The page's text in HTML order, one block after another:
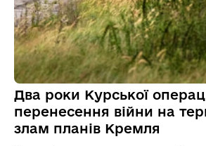
Два роки Курської
перенесення війни на
злам планів Кремля